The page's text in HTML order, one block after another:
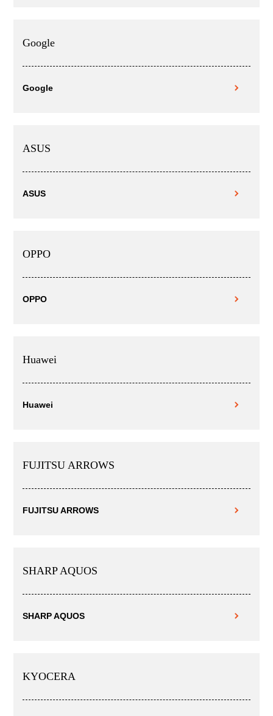
Google
Google
ASUS
ASUS
OPPO
OPPO
Huawei
Huawei
FUJITSU ARROWS
FUJITSU ARROWS
SHARP AQUOS
SHARP AQUOS
KYOCERA